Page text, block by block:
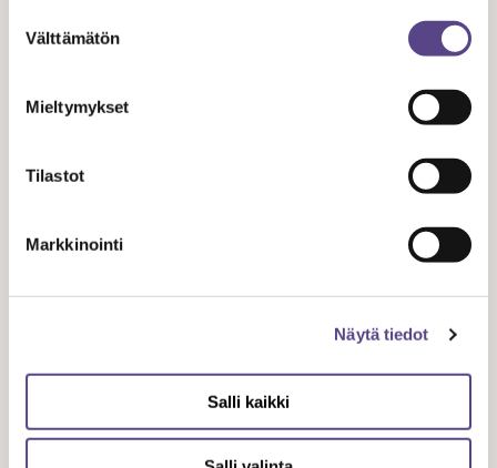
valinta
Välttämätön
Mieltymykset
Tilastot
Markkinointi
Näytä tiedot
Salli kaikki
Temen asiaa koskeva lausunto kokonaisuudessaan löytyy
Aiheeseen liittyvät artikkelit